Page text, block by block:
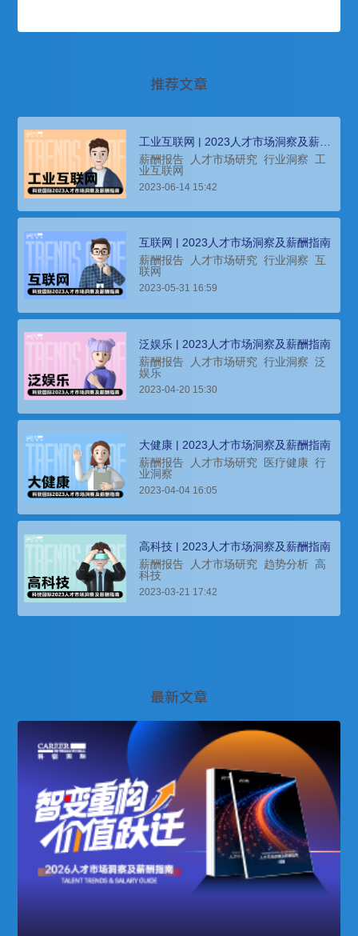
推荐文章
工业互联网 | 2023人才市场洞察及薪酬
指南
薪酬报告 人才市场研究 行业洞察
工
业互联网
2023-06-14 15:42
互联网 | 2023人才市场洞察及薪酬指南
薪酬报告
人才市场研究 行业洞察 互
联网
2023-05-31 16:59
泛娱乐 | 2023人才市场洞察及薪酬指南
薪酬报告
人才市场研究 行业洞察 泛
娱乐
2023-04-20 15:30
大健康 | 2023人才市场洞察及薪酬指南
薪酬报告
人才市场研究 医疗健康 行
业洞察
2023-04-04 16:05
高科技 | 2023人才市场洞察及薪酬指南
薪酬报告
人才市场研究 趋势分析 高
科技
2023-03-21 17:42
最新文章